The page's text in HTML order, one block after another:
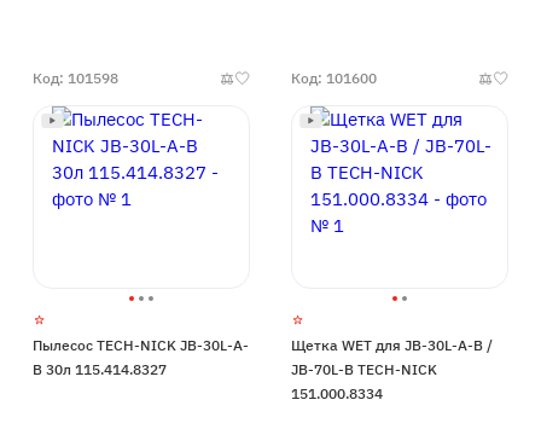
Код: 101598
Пылесос TECH-NICK JB-30L-A-
B 30л 115.414.8327
Код: 101600
Щетка WET для JB-30L-A-B /
JB-70L-B TECH-NICK
151.000.8334